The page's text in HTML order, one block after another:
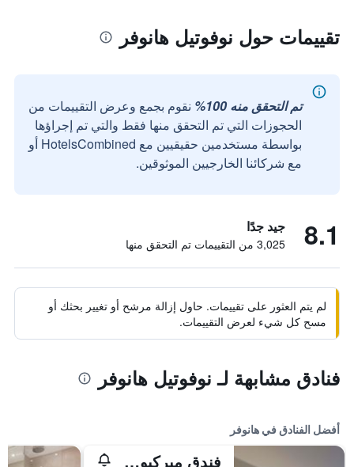
تقييمات حول نوفوتيل هانوفر
تم التحقق منه 100%
نقوم بجمع وعرض التقييمات من
الحجوزات التي تم التحقق منها فقط والتي تم إجراؤها
بواسطة مستخدمين حقيقيين مع HotelsCombined أو
مع شركائنا الخارجيين الموثوقين.
8.1 جيد جدًا
3,025 من التقييمات تم التحقق منها
لم يتم العثور على تقييمات. حاول إزالة مرشح أو تغيير بحثك أو
مسح كل شيء لعرض التقييمات.
فنادق مشابهة لـ نوفوتيل هانوفر
أفضل الفنادق في هانوفر
فندق ميركيور آم إنتنفانغ هانوفر